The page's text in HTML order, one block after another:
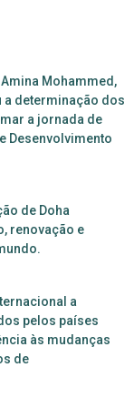
Mohammed,
a determinação dos
a jornada de
Desenvolvimento
de Doha
renovação e
a
pelos países
às mudanças
de